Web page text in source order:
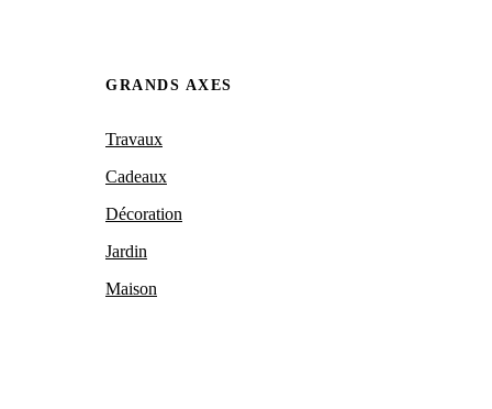
GRANDS AXES
Travaux
Cadeaux
Décoration
Jardin
Maison